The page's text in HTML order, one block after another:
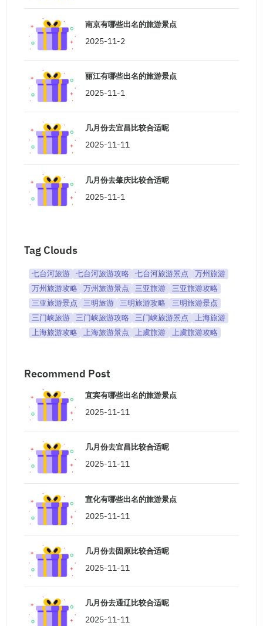
南京有哪些出名的旅游景点
2025-11-2
丽江有哪些出名的旅游景点
2025-11-1
几月份去宜昌比较合适呢
2025-11-11
几月份去肇庆比较合适呢
2025-11-1
Tag Clouds
七台河旅游 七台河旅游攻略 七台河旅游景点
万州旅游
万州旅游攻略
万州旅游景点 三亚旅游
三亚旅游攻略
三亚旅游景点
三明旅游 三明旅游攻略
三明旅游景点
三门峡旅游
三门峡旅游攻略 三门峡旅游景点
上海旅游
上海旅游攻略
上海旅游景点 上虞旅游 上虞旅游攻略
Recommend Post
宜宾有哪些出名的旅游景点
2025-11-11
几月份去宜昌比较合适呢
2025-11-11
宣化有哪些出名的旅游景点
2025-11-11
几月份去固原比较合适呢
2025-11-11
几月份去通辽比较合适呢
2025-11-11